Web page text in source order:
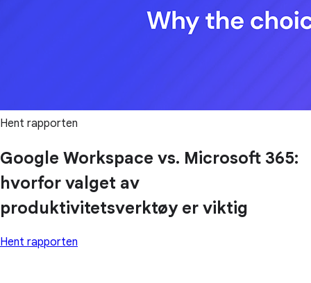
Hent rapporten
Google Workspace vs. Microsoft 365:
hvorfor valget av
produktivitetsverktøy er viktig
Hent rapporten